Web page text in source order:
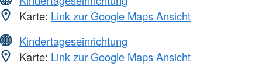
Karte: Link zur Google Maps Ansicht
Kindertageseinrichtung
Karte: Link zur Google Maps Ansicht